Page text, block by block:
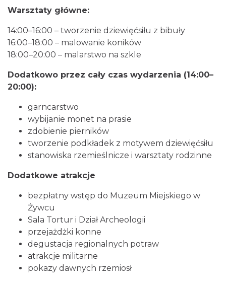
Dotknij Tradycji - lato w Gminie Brenna
2026-06-29
18.26 km
Brenna
Warsztaty główne:
14:00–16:00 – tworzenie dziewięćsiłu z bibuły
16:00–18:00 – malowanie koników
18:00–20:00 – malarstwo na szkle
Dodatkowo przez cały czas wydarzenia (14:00–
20:00):
garncarstwo
wybijanie monet na prasie
zdobienie pierników
tworzenie podkładek z motywem dziewięćsiłu
stanowiska rzemieślnicze i warsztaty rodzinne
Dodatkowe atrakcje
bezpłatny wstęp do Muzeum Miejskiego w
Żywcu
Sala Tortur i Dział Archeologii
przejażdżki konne
degustacja regionalnych potraw
atrakcje militarne
pokazy dawnych rzemiosł